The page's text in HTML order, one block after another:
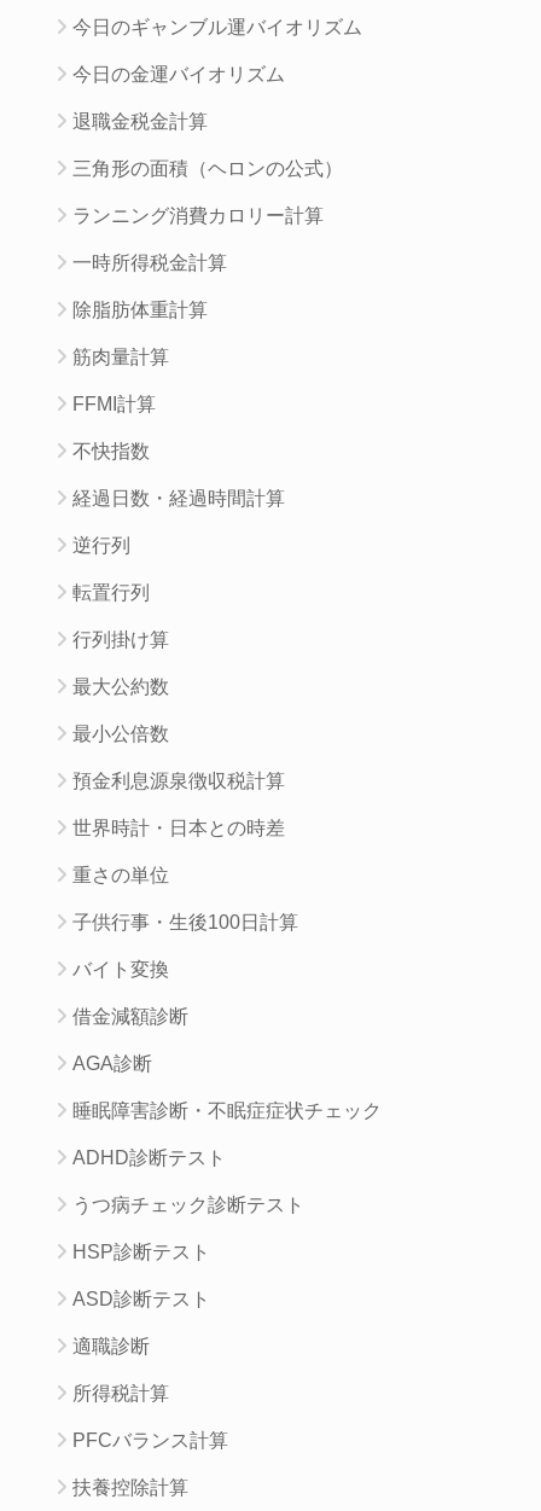
今日のギャンブル運バイオリズム
今日の金運バイオリズム
退職金税金計算
三角形の面積（ヘロンの公式）
ランニング消費カロリー計算
一時所得税金計算
除脂肪体重計算
筋肉量計算
FFMI計算
不快指数
経過日数・経過時間計算
逆行列
転置行列
行列掛け算
最大公約数
最小公倍数
預金利息源泉徴収税計算
世界時計・日本との時差
重さの単位
子供行事・生後100日計算
バイト変換
借金減額診断
AGA診断
睡眠障害診断・不眠症症状チェック
ADHD診断テスト
うつ病チェック診断テスト
HSP診断テスト
ASD診断テスト
適職診断
所得税計算
PFCバランス計算
扶養控除計算